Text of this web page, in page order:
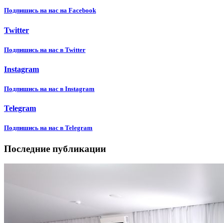
Подпишиcь на нас на Facebook
Twitter
Подпишиcь на нас в Twitter
Instagram
Подпишиcь на нас в Instagram
Telegram
Подпишиcь на нас в Telegram
Последние публикации